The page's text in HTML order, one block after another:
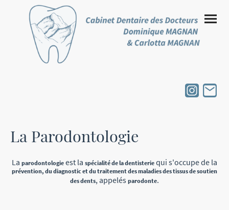
La Parodontologie
La parodontologie est la spécialité de la dentisterie qui s'occupe de la
prévention, du diagnostic et du traitement des maladies des tissus de soutien
des dents, appelés parodonte.